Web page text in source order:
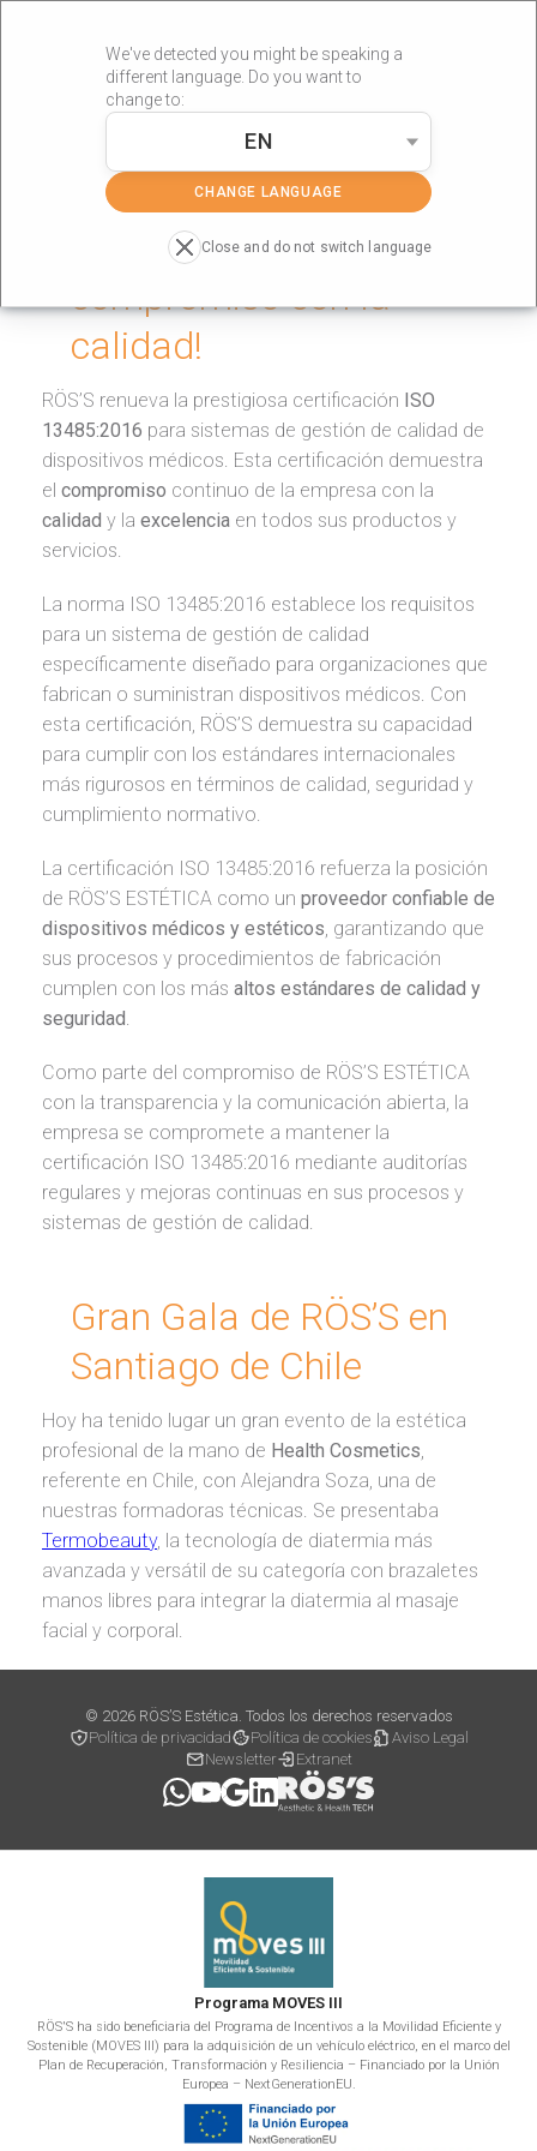
We've detected you might be speaking a
different language. Do you want to
change to:
EN
CHANGE LANGUAGE
Close and do not switch language
»
¡RÖS’S renueva su
compromiso con la
calidad!
RÖS’S renueva la prestigiosa certificación ISO
13485:2016 para sistemas de gestión de calidad de
dispositivos médicos. Esta certificación demuestra
el compromiso continuo de la empresa con la
calidad y la excelencia en todos sus productos y
servicios.
La norma ISO 13485:2016 establece los requisitos
para un sistema de gestión de calidad
específicamente diseñado para organizaciones que
fabrican o suministran dispositivos médicos. Con
esta certificación, RÖS’S demuestra su capacidad
para cumplir con los estándares internacionales
más rigurosos en términos de calidad, seguridad y
cumplimiento normativo.
La certificación ISO 13485:2016 refuerza la posición
de RÖS’S ESTÉTICA como un proveedor confiable de
dispositivos médicos y estéticos, garantizando que
sus procesos y procedimientos de fabricación
cumplen con los más altos estándares de calidad y
seguridad.
Como parte del compromiso de RÖS’S ESTÉTICA
con la transparencia y la comunicación abierta, la
empresa se compromete a mantener la
certificación ISO 13485:2016 mediante auditorías
regulares y mejoras continuas en sus procesos y
sistemas de gestión de calidad.
Gran Gala de RÖS’S en
Santiago de Chile
Hoy ha tenido lugar un gran evento de la estética
profesional de la mano de Health Cosmetics,
referente en Chile, con Alejandra Soza, una de
nuestras formadoras técnicas. Se presentaba
Termobeauty, la tecnología de diatermia más
avanzada y versátil de su categoría con brazaletes
manos libres para integrar la diatermia al masaje
facial y corporal.
© 2026 RÖS’S Estética. Todos los derechos reservados
Política de privacidad
Política de cookies
Aviso Legal
Newsletter
Extranet
Programa MOVES III
RÖS'S ha sido beneficiaria del Programa de Incentivos a la Movilidad Eficiente y
Sostenible (MOVES III) para la adquisición de un vehículo eléctrico, en el marco del
Plan de Recuperación, Transformación y Resiliencia – Financiado por la Unión
Europea – NextGenerationEU.